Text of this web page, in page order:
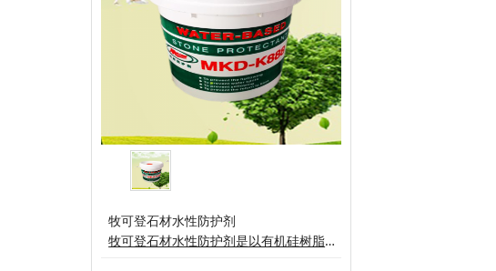
牧可登石材水性防护剂
牧可登石材水性防护剂是以有机硅树脂以水为容剂复配而成的绿色环保材料能深入渗透各种大理石、花岗岩等(如石材光板、毛板、石雕、墓石等装饰石材)形成化学性质稳定，优越的防水性能，不影响石材的外观、色泽、质感、纹路及透气性。